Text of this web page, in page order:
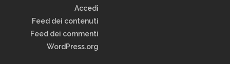
Accedi
Feed dei contenuti
Feed dei commenti
WordPress.org